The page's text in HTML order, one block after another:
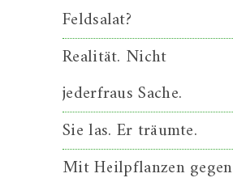
Feldsalat?
Realität. Nicht
jederfraus Sache.
Sie las. Er träumte.
Mit Heilpflanzen gegen